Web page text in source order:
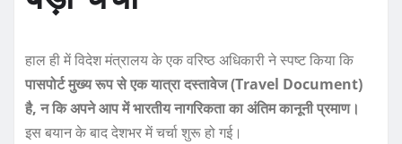
हाल ही में विदेश मंत्रालय के एक वरिष्ठ अधिकारी ने स्पष्ट किया कि
पासपोर्ट मुख्य रूप से एक यात्रा दस्तावेज (Travel Document)
है, न कि अपने आप में भारतीय नागरिकता का अंतिम कानूनी प्रमाण।
इस बयान के बाद देशभर में चर्चा शुरू हो गई।